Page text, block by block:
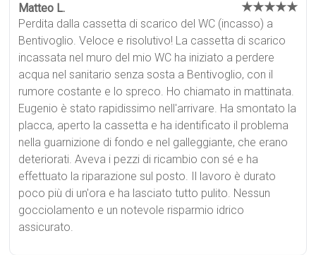
Matteo L. ★★★★★
Perdita dalla cassetta di scarico del WC (incasso) a
Bentivoglio. Veloce e risolutivo! La cassetta di scarico
incassata nel muro del mio WC ha iniziato a perdere
acqua nel sanitario senza sosta a Bentivoglio, con il
rumore costante e lo spreco. Ho chiamato in mattinata.
Eugenio è stato rapidissimo nell'arrivare. Ha smontato la
placca, aperto la cassetta e ha identificato il problema
nella guarnizione di fondo e nel galleggiante, che erano
deteriorati. Aveva i pezzi di ricambio con sé e ha
effettuato la riparazione sul posto. Il lavoro è durato
poco più di un'ora e ha lasciato tutto pulito. Nessun
gocciolamento e un notevole risparmio idrico
assicurato.